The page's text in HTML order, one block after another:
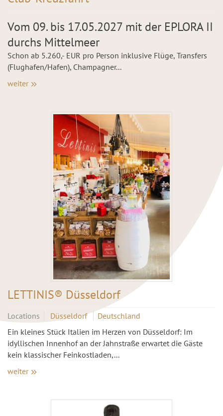
Vom 09. bis 17.05.2027 mit der EPLORA II
durchs Mittelmeer
Schon ab 5.260,- EUR pro Person inklusive Flüge, Transfers
(Flughafen/Hafen), Champagner...
weiter
LETTINIS® Düsseldorf
Locations Düsseldorf
Deutschland
Ein kleines Stück Italien im Herzen von Düsseldorf: Im
idyllischen Innenhof an der Jahnstraße erwartet die Gäste
kein klassischer Feinkostladen,...
weiter